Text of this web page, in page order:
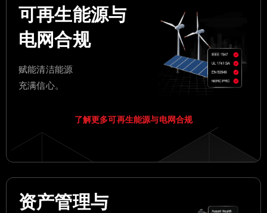
可再生能源与
电网合规
赋能清洁能源
充满信心。
了解更多可再生能源与电网合规
资产管理与